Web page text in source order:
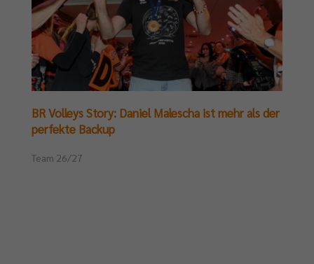
BR Volleys Story: Daniel Malescha ist mehr als der
perfekte Backup
Team 26/27